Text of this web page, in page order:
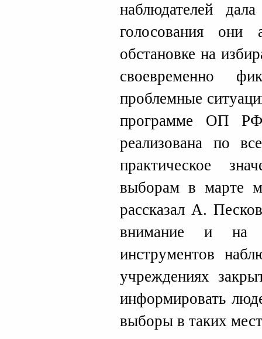
наблюдателей
голосования они
обстановке на
своевременно
проблемные
программе ОП
реализована по
практическое
выборам в марте
рассказал А.
внимание и на
инструментов
учреждениях
информировать
выборы в таких